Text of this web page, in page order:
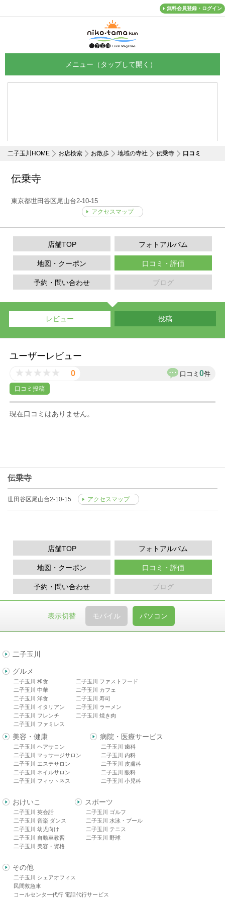
無料会員登録・ログイン
二子玉川HOME お店検索 お散歩 地域の寺社 伝乗寺 口コミ
伝乗寺
東京都世田谷区尾山台2-10-15
アクセスマップ
店舗TOP フォトアルバム
口コミ・評価
地図・クーポン
ブログ
予約・問い合わせ
レビュー 投稿
ユーザーレビュー
0 口コミ 0件
口コミ投稿
現在口コミはありません。
伝乗寺
世田谷区尾山台2-10-15 アクセスマップ
店舗TOP フォトアルバム
口コミ・評価
地図・クーポン
ブログ
予約・問い合わせ
表示切替 モバイル パソコン
二子玉川
グルメ
二子玉川 和食
二子玉川 中華
二子玉川 洋食
二子玉川 イタリアン
二子玉川 フレンチ
二子玉川 ファミレス
二子玉川 ファストフード
二子玉川 カフェ
二子玉川 寿司
二子玉川 ラーメン
二子玉川 焼き肉
美容・健康
二子玉川 ヘアサロン
二子玉川 マッサージサロン
二子玉川 エステサロン
二子玉川 ネイルサロン
二子玉川 フィットネス
病院・医療サービス
二子玉川 歯科
二子玉川 内科
二子玉川 皮膚科
二子玉川 眼科
二子玉川 小児科
おけいこ
二子玉川 英会話
二子玉川 音楽 ダンス
二子玉川 幼児向け
二子玉川 自動車教習
二子玉川 美容・資格
スポーツ
二子玉川 ゴルフ
二子玉川 水泳・プール
二子玉川 テニス
二子玉川 野球
その他
二子玉川 シェアオフィス
民間救急車
コールセンター代行 電話代行サービス
メニュー